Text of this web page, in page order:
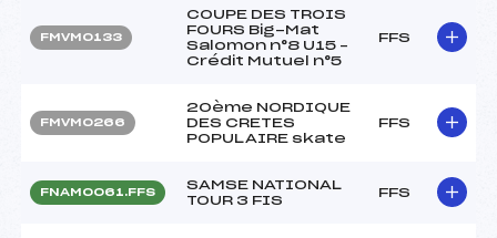
FMVM0133
COUPE DES TROIS
FOURS Big-Mat
Salomon n°8 U15 –
Crédit Mutuel n°5
FFS
FMVM0266
20ème NORDIQUE
DES CRETES
POPULAIRE skate
FFS
FNAM0061.FFS
SAMSE NATIONAL
TOUR 3 FIS
FFS